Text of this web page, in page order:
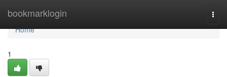
bookmarklogin
Home
Home
1